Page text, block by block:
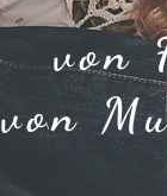
von
von